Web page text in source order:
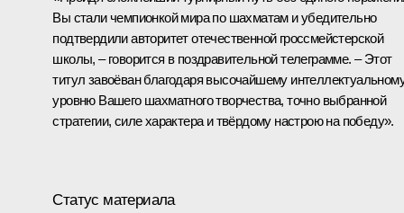
Вы стали чемпионкой мира по шахматам и убедительно
подтвердили авторитет отечественной гроссмейстерской
школы, – говорится в поздравительной телеграмме. – Этот
титул завоёван благодаря высочайшему
уровню Вашего шахматного творчества, точно выбранной
стратегии, силе характера и твёрдому настрою на победу».
Статус материала